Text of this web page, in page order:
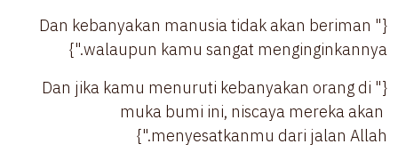
{"Dan kebanyakan manusia tidak akan beriman
walaupun kamu sangat menginginkannya."}
{"Dan jika kamu menuruti kebanyakan orang di
muka bumi ini, niscaya mereka akan
menyesatkanmu dari jalan Allah."}